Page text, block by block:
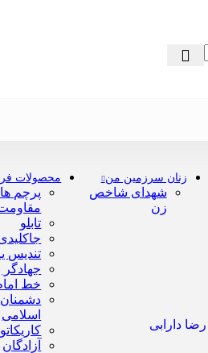
زنان سرزمین من
شهدای شاخص
زن
محصولات
پرچم
تابلو
تندیس
خط
اسلامی
آزادگان